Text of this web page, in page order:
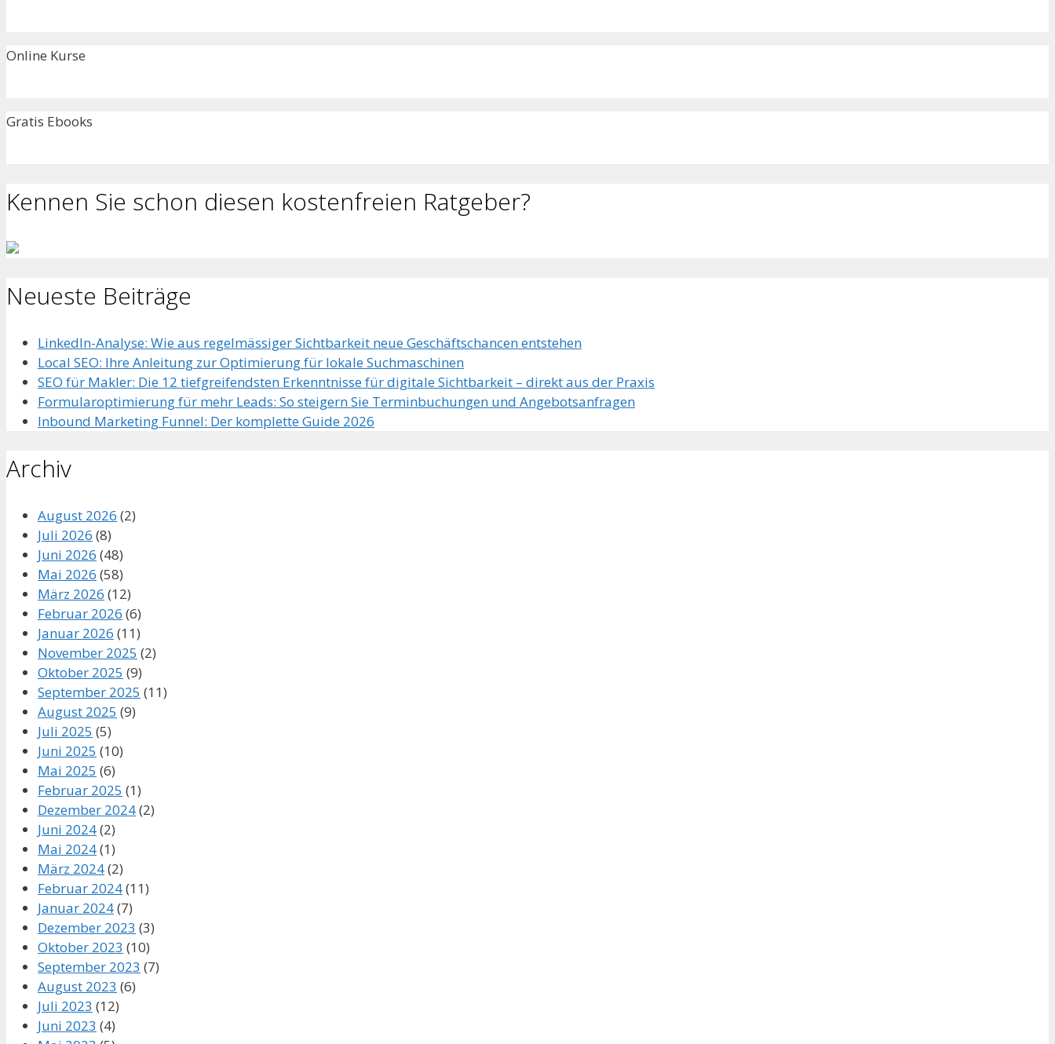
Online Kurse
Gratis Ebooks
Kennen Sie schon diesen kostenfreien Ratgeber?
Neueste Beiträge
LinkedIn-Analyse: Wie aus regelmässiger Sichtbarkeit neue Geschäftschancen entstehen
Local SEO: Ihre Anleitung zur Optimierung für lokale Suchmaschinen
SEO für Makler: Die 12 tiefgreifendsten Erkenntnisse für digitale Sichtbarkeit – direkt aus der Praxis
Formularoptimierung für mehr Leads: So steigern Sie Terminbuchungen und Angebotsanfragen
Inbound Marketing Funnel: Der komplette Guide 2026
Archiv
August 2026 (2)
Juli 2026 (8)
Juni 2026 (48)
Mai 2026 (58)
März 2026 (12)
Februar 2026 (6)
Januar 2026 (11)
November 2025 (2)
Oktober 2025 (9)
September 2025 (11)
August 2025 (9)
Juli 2025 (5)
Juni 2025 (10)
Mai 2025 (6)
Februar 2025 (1)
Dezember 2024(2)
Juni 2024(2)
Mai 2024(1)
März 2024(2)
Februar 2024(11)
Januar 2024(7)
Dezember 2023 (3)
Oktober 2023 (10)
September 2023 (7)
August 2023 (6)
Juli 2023 (12)
Juni 2023 (4)